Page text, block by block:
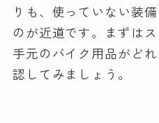
りも、使っていない装
のが近道です。まずは
手元のバイク用品がど
認してみましょう。